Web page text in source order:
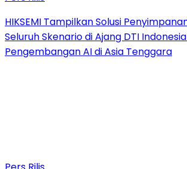
HIKSEMI Tampilkan Solusi
Seluruh Skenario di Ajang DTI
Pengembangan AI di Asia Tenggara